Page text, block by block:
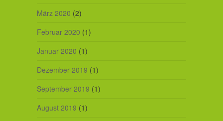
März 2020 (2)
Februar 2020 (1)
Januar 2020 (1)
Dezember 2019 (1)
September 2019 (1)
August 2019 (1)